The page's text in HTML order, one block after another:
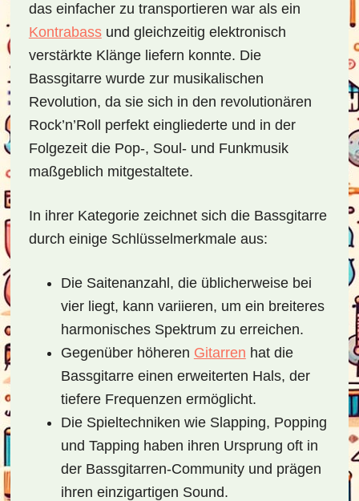
das einfacher zu transportieren war als ein
Kontrabassund gleichzeitig elektronisch
verstärkte Klänge liefern konnte. Die
Bassgitarre wurde zur musikalischen
Revolution, da sie sich in den revolutionären
Rock’n’Roll perfekt eingliederte und in der
Folgezeit die Pop-, Soul- und Funkmusik
maßgeblich mitgestaltete.
In ihrer Kategorie zeichnet sich die Bassgitarre
durch einige Schlüsselmerkmale aus:
Die Saitenanzahl, die üblicherweise bei
vier liegt, kann variieren, um ein breiteres
harmonisches Spektrum zu erreichen.
Gegenüber höheren Gitarren hat die
Bassgitarre einen erweiterten Hals, der
tiefere Frequenzen ermöglicht.
Die Spieltechniken wie Slapping, Popping
und Tapping haben ihren Ursprung oft in
der Bassgitarren-Community und prägen
ihren einzigartigen Sound.